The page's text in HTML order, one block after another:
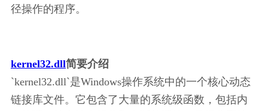
径操作的程序。
kernel32.dll简要介绍
`kernel32.dll`是Windows操作系统中的一个核心动态
链接库文件。它包含了大量的系统级函数，包括内